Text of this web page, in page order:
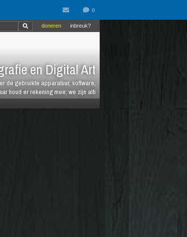
en Digital Art
de gebruikte apparatuur, software,
houd er rekening mee; we zijn alti
inbreuk?
doneren